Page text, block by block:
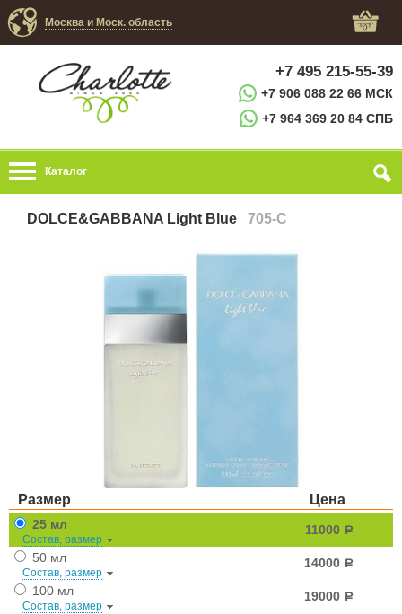
Москва и Моск. область
+7 495 215-55-39
+7 906 088 22 66 МСК
+7 964 369 20 84 СПБ
Каталог
DOLCE&GABBANA Light Blue 705-C
Размер Цена
25 мл
Состав, размер
11000 a
50 мл
Состав, размер
14000 a
100 мл
Состав, размер
19000 a